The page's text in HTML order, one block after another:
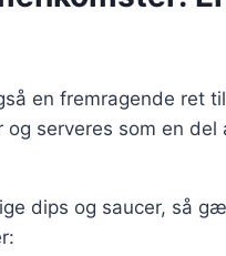
en fremragende ret
serveres som en
dips og saucer, så